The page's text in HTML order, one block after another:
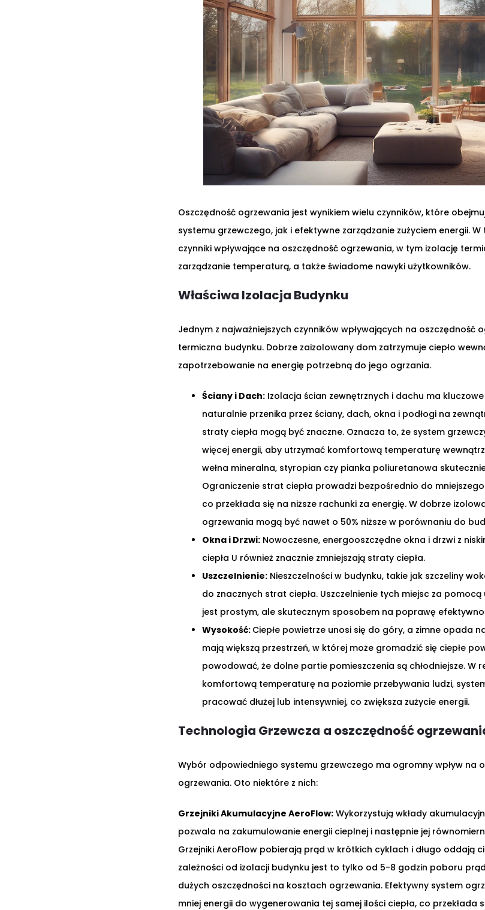
Oszczędność ogrzewania jest wynikiem wielu czynników, które
systemu grzewczego, jak i efektywne zarządzanie zużyciem energii.
czynniki wpływające na oszczędność ogrzewania, w tym izolację
zarządzanie temperaturą, a także świadome nawyki użytkowników.
Właściwa Izolacja Budynku
Jednym z najważniejszych czynników wpływających na oszczędność
termiczna budynku. Dobrze zaizolowany dom zatrzymuje ciepło
zapotrzebowanie na energię potrzebną do jego ogrzania.
Ściany i Dach: Izolacja ścian zewnętrznych i dachu ma kluczowe
naturalnie przenika przez ściany, dach, okna i podłogi na
straty ciepła mogą być znaczne. Oznacza to, że system
więcej energii, aby utrzymać komfortową temperaturę
wełna mineralna, styropian czy pianka poliuretanowa
Ograniczenie strat ciepła prowadzi bezpośrednio do
co przekłada się na niższe rachunki za energię. W dobrze
ogrzewania mogą być nawet o 50% niższe w porównaniu do
Okna i Drzwi: Nowoczesne, energooszczędne okna i drzwi z
ciepła U również znacznie zmniejszają straty ciepła.
Uszczelnienie: Nieszczelności w budynku, takie jak szczeliny
do znacznych strat ciepła. Uszczelnienie tych miejsc za
jest prostym, ale skutecznym sposobem na poprawę
Wysokość: Ciepłe powietrze unosi się do góry, a zimne opada
mają większą przestrzeń, w której może gromadzić się ciepłe
powodować, że dolne partie pomieszczenia są chłodniejsze. W
komfortową temperaturę na poziomie przebywania ludzi,
pracować dłużej lub intensywniej, co zwiększa zużycie energii.
Technologia Grzewcza a oszczędność
Wybór odpowiedniego systemu grzewczego ma ogromny wpływ na
ogrzewania. Oto niektóre z nich:
Grzejniki Akumulacyjne AeroFlow: Wykorzystują wkłady
pozwala na zakumulowanie energii cieplnej i następnie jej
Grzejniki AeroFlow pobierają prąd w krótkich cyklach i długo oddają
zależności od izolacji budynku jest to tylko od 5-8 godzin poboru
dużych oszczędności na kosztach ogrzewania. Efektywny system
mniej energii do wygenerowania tej samej ilości ciepła, co przekłada